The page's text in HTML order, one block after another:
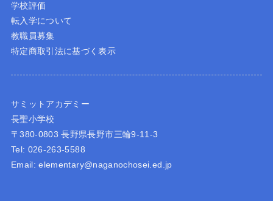
学校評価
転入学について
教職員募集
特定商取引法に基づく表示
サミットアカデミー
長聖小学校
〒380-0803 長野県長野市三輪9-11-3
Tel: 026-263-5588
Email: elementary@naganochosei.ed.jp